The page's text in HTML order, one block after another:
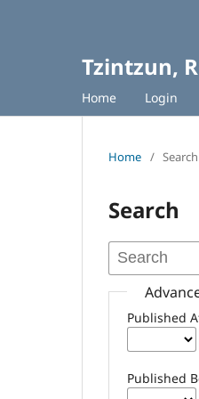
Tzintzun,
Home Login
Home / Search
Search
Published
Published